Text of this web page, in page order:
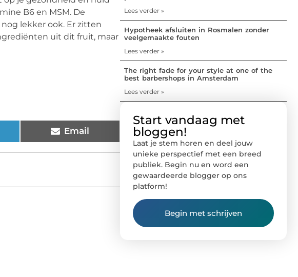
B6 en MSM. De
lekker ook. Er zitten
uit dit fruit, maar
Email
Lees verder »
Hypotheek afsluiten in Rosmalen zonder
veelgemaakte fouten
Lees verder »
The right fade for your style at one of the
best barbershops in Amsterdam
Lees verder »
Start vandaag met
bloggen!
Laat je stem horen en deel jouw
unieke perspectief met een breed
publiek. Begin nu en word een
gewaardeerde blogger op ons
platform!
Begin met schrijven